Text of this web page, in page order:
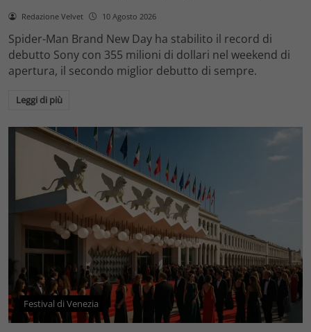
Redazione Velvet 10 Agosto 2026
Spider-Man Brand New Day ha stabilito il record di
debutto Sony con 355 milioni di dollari nel weekend di
apertura, il secondo miglior debutto di sempre.
Leggi di più
Festival di Venezia